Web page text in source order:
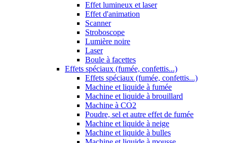
Effet lumineux et laser
Effet d'animation
Scanner
Stroboscope
Lumière noire
Laser
Boule à facettes
Effets spéciaux (fumée, confettis...)
Effets spéciaux (fumée, confettis...)
Machine et liquide à fumée
Machine et liquide à brouillard
Machine à CO2
Poudre, sel et autre effet de fumée
Machine et liquide à neige
Machine et liquide à bulles